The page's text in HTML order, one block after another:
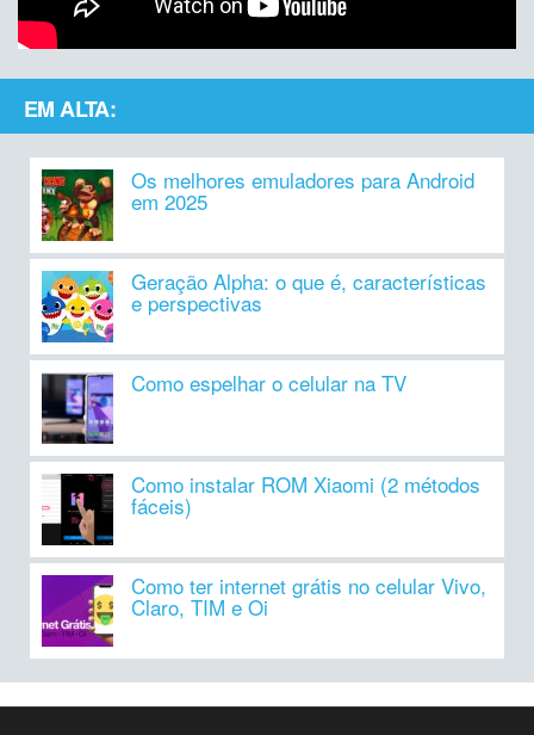
EM ALTA:
Os melhores emuladores para Android
em 2025
Geração Alpha: o que é, características
e perspectivas
Como espelhar o celular na TV
Como instalar ROM Xiaomi (2 métodos
fáceis)
Como ter internet grátis no celular Vivo,
Claro, TIM e Oi